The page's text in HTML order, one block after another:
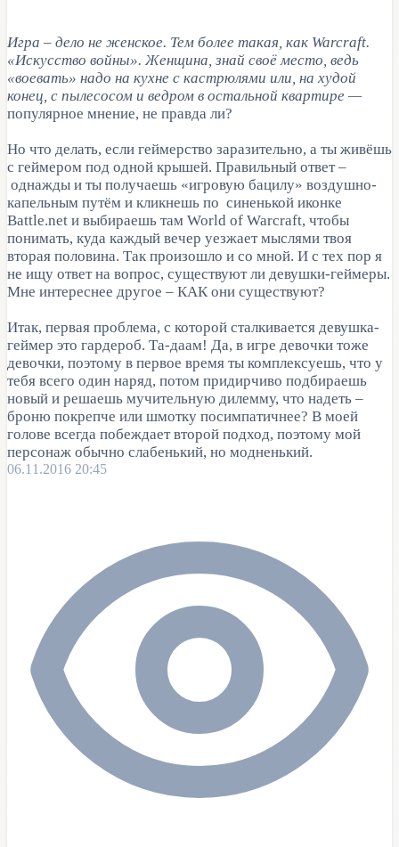
Игра – дело не женское. Тем более такая, как Warcraft.
«Искусство войны». Женщина, знай своё место, ведь
«воевать» надо на кухне с кастрюлями или, на худой
конец, с пылесосом и ведром в остальной квартире —
популярное мнение, не правда ли?
Но что делать, если геймерство заразительно, а ты живёшь
с геймером под одной крышей. Правильный ответ –
однажды и ты получаешь «игровую бацилу» воздушно-
капельным путём и кликнешь по синенькой иконке
Battle.net и выбираешь там World of Warcraft, чтобы
понимать, куда каждый вечер уезжает мыслями твоя
вторая половина. Так произошло и со мной. И с тех пор я
не ищу ответ на вопрос, существуют ли девушки-геймеры.
Мне интереснее другое – КАК они существуют?
Итак, первая проблема, с которой сталкивается девушка-
геймер это гардероб. Та-даам! Да, в игре девочки тоже
девочки, поэтому в первое время ты комплексуешь, что у
тебя всего один наряд, потом придирчиво подбираешь
новый и решаешь мучительную дилемму, что надеть –
броню покрепче или шмотку посимпатичнее? В моей
голове всегда побеждает второй подход, поэтому мой
персонаж обычно слабенький, но модненький.
06.11.2016 20:45